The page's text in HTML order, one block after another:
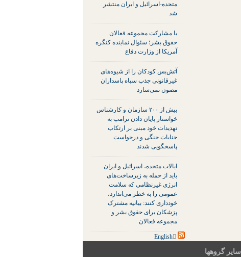
متحده-اسرائیل و ایران منتشر
شد
با مشارکت مجموعه فعالان
حقوق بشر؛ سئوال نماینده کنگره
آمریکا از وزارت دفاع
آتش‌بس کودکان را از شیوه‌های
غیرقانونی جذب سپاه پاسداران
مصون نمی‌سازد
بیش از ۲۰۰ سازمان و کارشناس
خواستار پایان دادن ترامپ به
تهدیدات خود مبنی بر ارتکاب
جنایات جنگی و درخواست
پاسخگویی شدند
ایالات متحده، اسرائیل و ایران
باید از حمله به زیرساخت‌های
انرژی غیرنظامی که سلامت
عمومی را به خطر می‌اندازد،
خودداری کنند: بیانیه مشترک
پزشکان برای حقوق بشر و
مجموعه فعالان
سایر گروهها